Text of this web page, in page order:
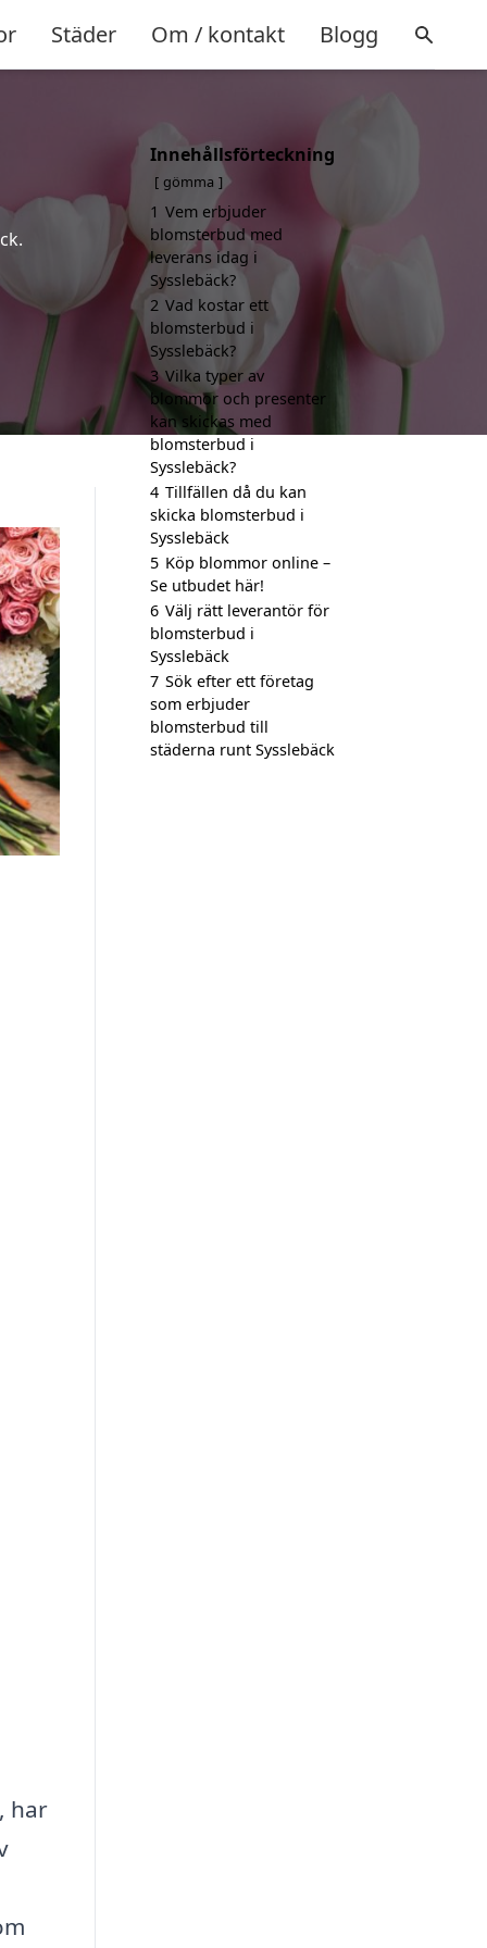
Städer Om / kontakt Blogg
har
Innehållsförteckning
gömma
1 Vem erbjuder
blomsterbud med
leverans idag i
Sysslebäck?
2 Vad kostar ett
blomsterbud i
Sysslebäck?
3 Vilka typer av
blommor och presenter
kan skickas med
blomsterbud i
Sysslebäck?
4 Tillfällen då du kan
skicka blomsterbud i
Sysslebäck
5 Köp blommor online –
Se utbudet här!
6 Välj rätt leverantör för
blomsterbud i
Sysslebäck
7 Sök efter ett företag
som erbjuder
blomsterbud till
städerna runt Sysslebäck